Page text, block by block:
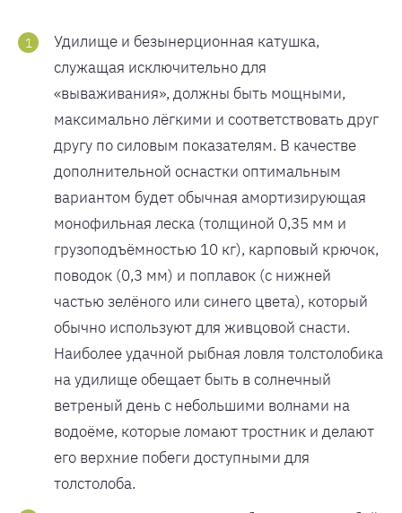
Удилище и безынерционная катушка,
служащая исключительно для
«вываживания», должны быть мощными,
максимально лёгкими и соответствовать друг
другу по силовым показателям. В качестве
дополнительной оснастки оптимальным
вариантом будет обычная амортизирующая
монофильная леска (толщиной 0,35 мм и
грузоподъёмностью 10 кг), карповый крючок,
поводок (0,3 мм) и поплавок (с нижней
частью зелёного или синего цвета), который
обычно используют для живцовой снасти.
Наиболее удачной рыбная ловля толстолобика
на удилище обещает быть в солнечный
ветреный день с небольшими волнами на
водоёме, которые ломают тростник и делают
его верхние побеги доступными для
толстолоба.